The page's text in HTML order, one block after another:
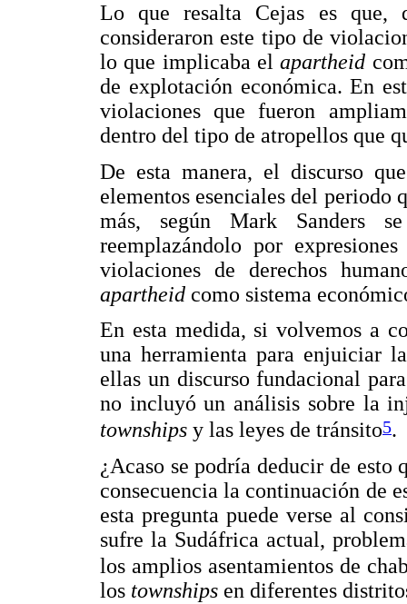
Lo que resalta Cejas es
consideraron este tipo de
lo que implicaba elapartheid
de explotación económica. En
violaciones que fueron
dentro del tipo de atropellos que
De esta manera, el discurso
elementos esenciales del periodo
más, según Mark Sanders
reemplazándolo por
violaciones de derechos
apartheid como sistema
En esta medida, si volvemos a
una herramienta para enjuiciar
ellas un discurso fundacional
no incluyó un análisis sobre la
townships y las leyes de tránsito5.
¿Acaso se podría deducir de
consecuencia la continuación de
esta pregunta puede verse al
sufre la Sudáfrica actual,
los amplios asentamientos de
los townships en diferentes